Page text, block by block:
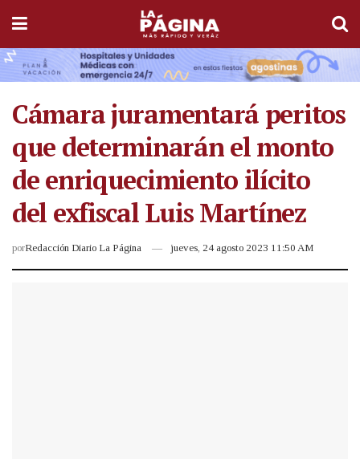
Cámara juramentará peritos
que determinarán el monto
de enriquecimiento ilícito
del exfiscal Luis Martínez
porRedacción Diario La Página jueves, 24 agosto 2023 11:50 AM